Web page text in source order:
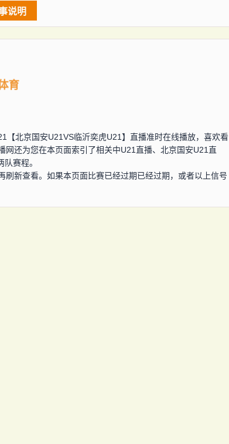
说明
育
【北京国安U21VS临沂奕虎U21】直播准时在线播放，喜欢看
还为您在本页面索引了相关中U21直播、北京国安U21直
赛程。
刷新查看。如果本页面比赛已经过期已经过期，或者以上信号